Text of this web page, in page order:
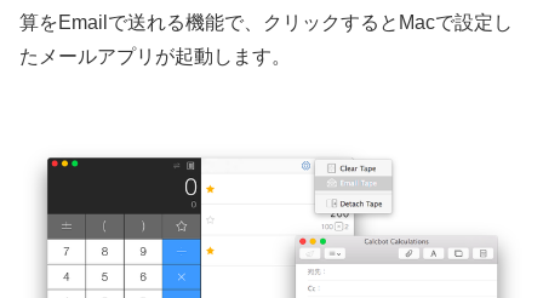
算をEmailで送れる機能で、クリックするとMacで設定し
たメールアプリが起動します。